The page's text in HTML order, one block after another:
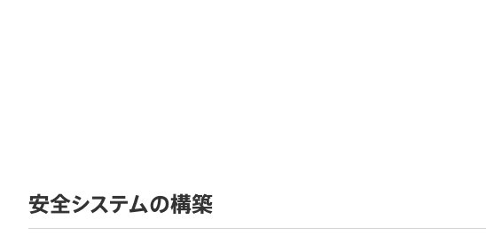
安全システムの構築